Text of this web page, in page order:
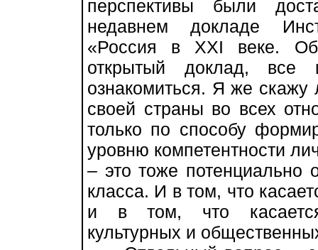
перспективы были
недавнем докладе
«Россия в XXI веке.
открытый доклад, все
ознакомиться. Я же
своей страны во всех
только по способу
уровню компетентности
– это тоже потенциально
класса. И в том, что
и в том, что касается
культурных и